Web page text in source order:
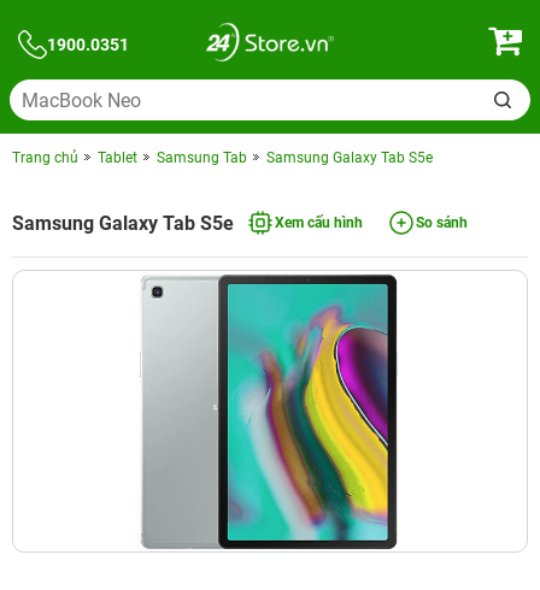
1900.0351
Trang chủ Tablet Samsung Tab Samsung Galaxy Tab S5e
Samsung Galaxy Tab S5e Xem cấu hình So sánh